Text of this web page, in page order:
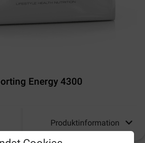
Energy 4300
Produktinformation